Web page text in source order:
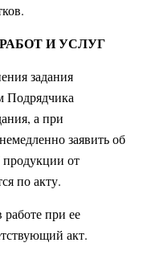
И УСЛУГ
задания
Подрядчика
а при
заявить об
продукции от
по акту.
при ее
акт.